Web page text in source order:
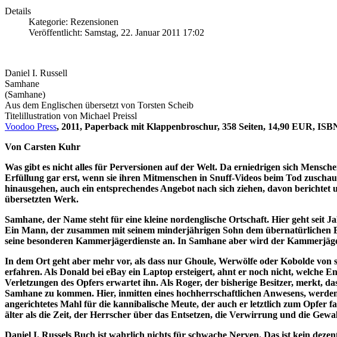
Details
Kategorie: Rezensionen
Veröffentlicht: Samstag, 22. Januar 2011 17:02
Daniel I. Russell
Samhane
(Samhane)
Aus dem Englischen übersetzt von Torsten Scheib
Titelillustration von Michael Preissl
Voodoo Press, 2011, Paperback mit Klappenbroschur, 358 Seiten, 14,90 EUR,
Von Carsten Kuhr
Was gibt es nicht alles für Perversionen auf der Welt. Da erniedrigen sich
Erfüllung gar erst, wenn sie ihren Mitmenschen in Snuff-Videos beim Tod
hinausgehen, auch ein entsprechendes Angebot nach sich ziehen, davon
übersetzten Werk.
Samhane, der Name steht für eine kleine nordenglische Ortschaft. Hier geht seit
Ein Mann, der zusammen mit seinem minderjährigen Sohn dem übernatürlichen
seine besonderen Kammerjägerdienste an. In Samhane aber wird der
In dem Ort geht aber mehr vor, als dass nur Ghoule, Werwölfe oder Kobolde von
erfahren. Als Donald bei eBay ein Laptop ersteigert, ahnt er noch nicht, welche
Verletzungen des Opfers erwartet ihn. Als Roger, der bisherige Besitzer, merkt,
Samhane zu kommen. Hier, inmitten eines hochherrschaftlichen Anwesens,
angerichtetes Mahl für die kannibalische Meute, der auch er letztlich zum Opfer
älter als die Zeit, der Herrscher über das Entsetzen, die Verwirrung und die
Daniel I. Russels Buch ist wahrlich nichts für schwache Nerven. Das ist kein